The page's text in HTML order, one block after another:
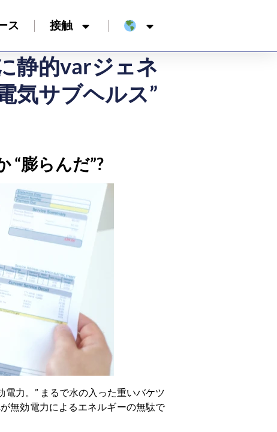
ス 接触
静的varジェネ
気サブヘルス”
“膨らんだ”?
力。” まるで水の入った重いバケツ
無効電力によるエネルギーの無駄で